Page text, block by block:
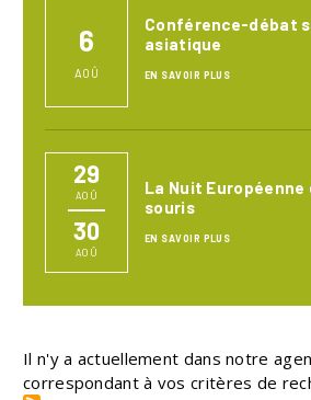
6
AOÛ
Conférence-débat
asiatique
EN SAVOIR PLUS
29
AOÛ
30
AOÛ
La Nuit Européenne
souris
EN SAVOIR PLUS
Il n'y a actuellement dans notre
correspondant à vos critères de